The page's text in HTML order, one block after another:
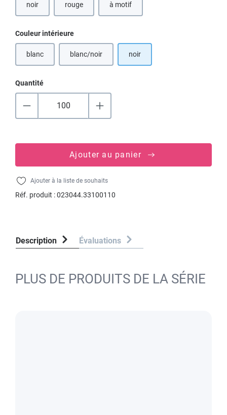
noir rouge à motif
Sélectionnez
Couleur intérieure
blanc
(Cette option n'est pas disponible pour le moment.)
blanc/noir
(Cette option n'est pas disponible pour le moment.)
noir
Quantité
Ajouter au panier
Ajouter à la liste de souhaits
Réf. produit :023044.33100110
Description Évaluations
PLUS DE PRODUITS DE LA SÉRIE